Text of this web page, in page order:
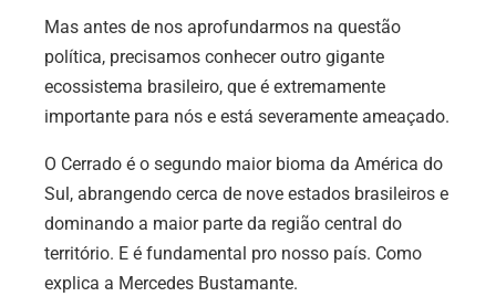
Mas antes de nos aprofundarmos na questão
política, precisamos conhecer outro gigante
ecossistema brasileiro, que é extremamente
importante para nós e está severamente ameaçado.
O Cerrado é o segundo maior bioma da América do
Sul, abrangendo cerca de nove estados brasileiros e
dominando a maior parte da região central do
território. E é fundamental pro nosso país. Como
explica a Mercedes Bustamante.